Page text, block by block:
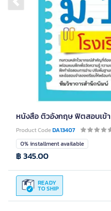
Previous slide
หนังสือ ติวอังกฤษ ฟิตสอบเข้า
Product CodeDA13407
0% installment available
READY
TO SHIP
฿ 345.00